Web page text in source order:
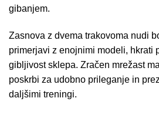
gibanjem.
Zasnova z dvema trakovoma nudi
primerjavi z enojnimi modeli, hkrati
gibljivost sklepa. Zračen mrežast
poskrbi za udobno prileganje in
daljšimi treningi.